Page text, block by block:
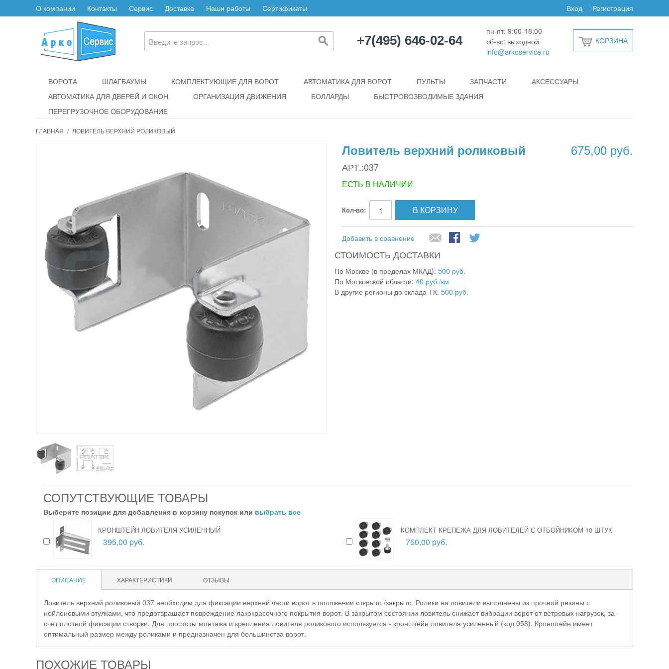
О компании Контакты Сервис Доставка Наши работы Сертификаты Регистрация
Вход
+7(495) 646-02-64
пн-пт: 9:00-18:00
сб-вс: выходной
info@arkoservice.ru
КОРЗИНА
ВОРОТА ШЛАГБАУМЫ КОМПЛЕКТУЮЩИЕ ДЛЯ ВОРОТ АВТОМАТИКА ДЛЯ ВОРОТ ПУЛЬТЫ ЗАПЧАСТИ
АКСЕССУАРЫ
АВТОМАТИКА ДЛЯ ДВЕРЕЙ И ОКОН
ОРГАНИЗАЦИЯ ДВИЖЕНИЯ БОЛЛАРДЫ
БЫСТРОВОЗВОДИМЫЕ ЗДАНИЯ
ПЕРЕГРУЗОЧНОЕ ОБОРУДОВАНИЕ
ГЛАВНАЯ / ЛОВИТЕЛЬ ВЕРХНИЙ РОЛИКОВЫЙ
Ловитель верхний роликовый
АРТ.:037
675,00 руб.
ЕСТЬ В НАЛИЧИИ
Кол-во: В КОРЗИНУ
Добавить в сравнение
СТОИМОСТЬ ДОСТАВКИ
По Москве (в пределах МКАД): 500 руб.
По Московской области: 40 руб./км
В другие регионы до склада ТК: 500 руб.
СОПУТСТВУЮЩИЕ ТОВАРЫ
Выберите позиции для добавления в корзину покупок или выбрать все
КРОНШТЕЙН ЛОВИТЕЛЯ УСИЛЕННЫЙ
395,00 руб.
КОМПЛЕКТ КРЕПЕЖА ДЛЯ ЛОВИТЕЛЕЙ С ОТБОЙНИКОМ 10 ШТУК
750,00 руб.
ОПИСАНИЕ ХАРАКТЕРИСТИКИ ОТЗЫВЫ
Ловитель верхний роликовый 037 необходим для фиксации верхней части ворот в положении открыто /закрыто. Ролики на ловители выполнены из прочной резины с
нейлоновыми втулками, что предотвращает повреждение лакокрасочного покрытия ворот. В закрытом состоянии ловитель снижает вибрации ворот от ветровых нагрузок, за
счет плотной фиксации створки. Для простоты монтажа и крепления ловителя роликового используется - кронштейн ловителя усиленный (код 058). Кронштейн имеет
оптимальный размер между роликами и предназначен для большинства ворот.
ПОХОЖИЕ ТОВАРЫ